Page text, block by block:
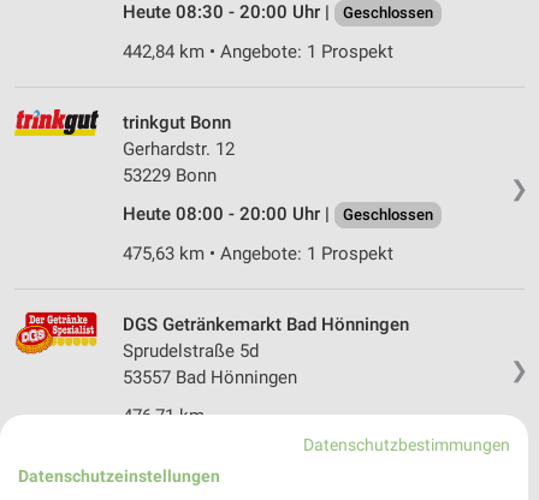
Heute 08:30 - 20:00 Uhr |
Geschlossen
442,84 km • Angebote: 1 Prospekt
❯
trinkgut Bonn
Gerhardstr. 12
53229 Bonn
Heute 08:00 - 20:00 Uhr |
Geschlossen
475,63 km • Angebote: 1 Prospekt
❯
DGS Getränkemarkt Bad Hönningen
Sprudelstraße 5d
53557 Bad Hönningen
476,71 km
trinkgut Troisdorf
Datenschutzbestimmungen
Datenschutzeinstellungen